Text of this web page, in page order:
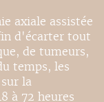
axiale assistée
d'écarter tout
de tumeurs,
temps, les
la
à 72 heures